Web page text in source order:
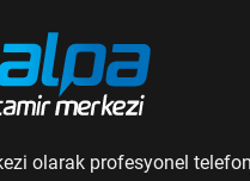
olarak profesyonel